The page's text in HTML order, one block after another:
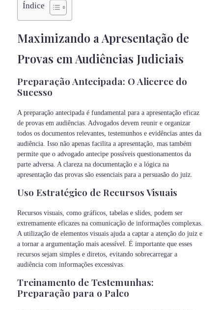
Índice
Maximizando a Apresentação de
Provas em Audiências Judiciais
Preparação Antecipada: O Alicerce do
Sucesso
A preparação antecipada é fundamental para a apresentação eficaz
de provas em audiências. Advogados devem reunir e organizar
todos os documentos relevantes, testemunhos e evidências antes da
audiência. Isso não apenas facilita a apresentação, mas também
permite que o advogado antecipe possíveis questionamentos da
parte adversa. A clareza na documentação e a lógica na
apresentação das provas são essenciais para a persuasão do juiz.
Uso Estratégico de Recursos Visuais
Recursos visuais, como gráficos, tabelas e slides, podem ser
extremamente eficazes na comunicação de informações complexas.
A utilização de elementos visuais ajuda a captar a atenção do juiz e
a tornar a argumentação mais acessível. É importante que esses
recursos sejam simples e diretos, evitando sobrecarregar a
audiência com informações excessivas.
Treinamento de Testemunhas:
Preparação para o Palco